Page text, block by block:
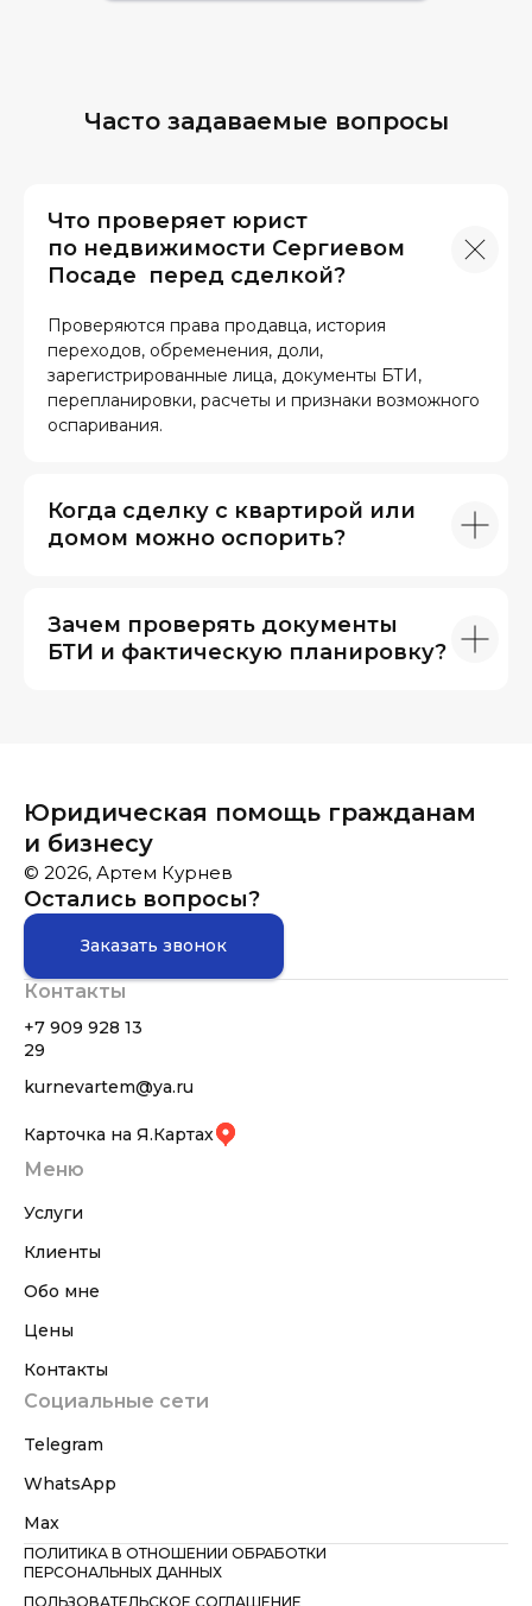
Часто задаваемые вопросы
Что проверяет юрист
по недвижимости Сергиевом
Посаде перед сделкой?
Проверяются права продавца, история
переходов, обременения, доли,
зарегистрированные лица, документы БТИ,
перепланировки, расчеты и признаки возможного
оспаривания.
Когда сделку с квартирой или
домом можно оспорить?
Зачем проверять документы
БТИ и фактическую планировку?
Юридическая помощь гражданам
и бизнесу
© 2026, Артем Курнев
Остались вопросы?
Заказать звонок
Контакты
+7 909 928 13
29
kurnevartem@ya.ru
Карточка на Я.Картах
Меню
Услуги
Клиенты
Обо мне
Цены
Контакты
Социальные сети
Telegram
WhatsApp
Max
ПОЛИТИКА В ОТНОШЕНИИ ОБРАБОТКИ
ПЕРСОНАЛЬНЫХ ДАННЫХ
ПОЛЬЗОВАТЕЛЬСКОЕ СОГЛАШЕНИЕ